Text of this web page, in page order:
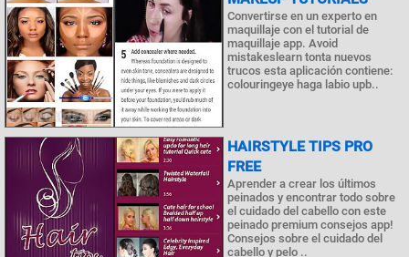
Convertirse en un experto en
maquillaje con el tutorial de
maquillaje app. Avoid
mistakeslearn tonta nuevos
trucos esta aplicación contiene:
colouringeye haga labio upb..
HAIRSTYLE TIPS PRO
FREE
Aprender a crear los últimos
peinados y encontrar todo sobre
el cuidado del cabello con este
peinado premium consejos app!
Consejos sobre el cuidado del
cabello y pelo ..